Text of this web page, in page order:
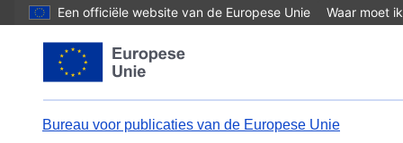
Een officiële website van de Europese Unie Waar moet
Bureau voor publicaties van de Europese Unie